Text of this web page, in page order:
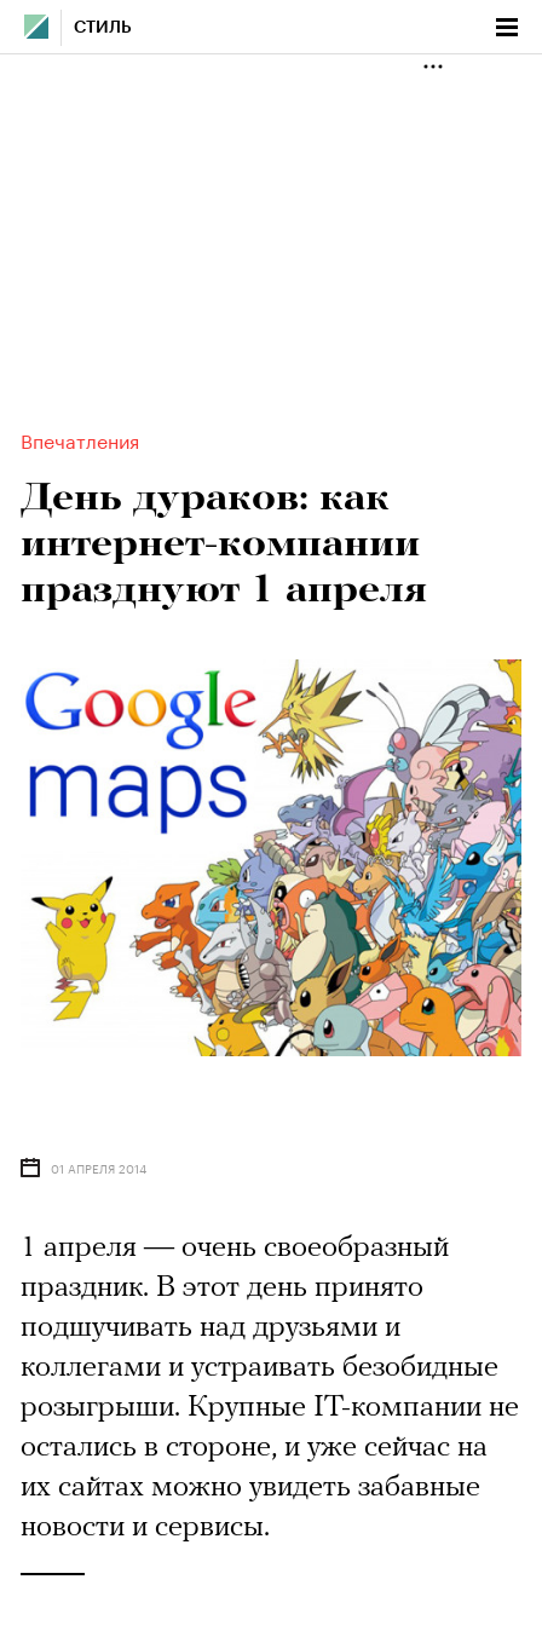
СТИЛЬ
Впечатления
День дураков: как
интернет-компании
празднуют 1 апреля
01 АПРЕЛЯ 2014
1 апреля — очень своеобразный
праздник. В этот день принято
подшучивать над друзьями и
коллегами и устраивать безобидные
розыгрыши. Крупные IT-компании не
остались в стороне, и уже сейчас на
их сайтах можно увидеть забавные
новости и сервисы.